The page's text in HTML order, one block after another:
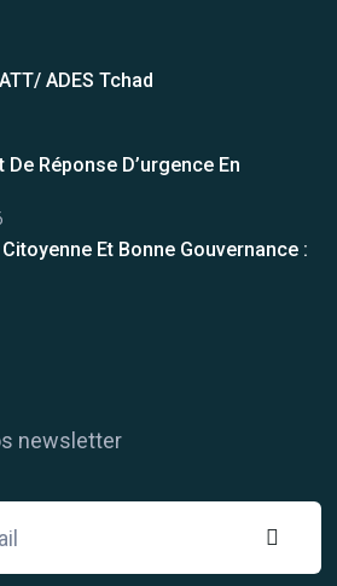
ADES Tchad
Réponse D’urgence En
Et Bonne Gouvernance :
newsletter